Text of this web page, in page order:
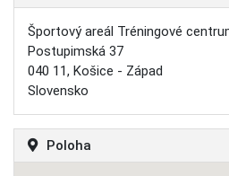
Športový areál Tréningové
Postupimská 37
040 11, Košice - Západ
Slovensko
Poloha